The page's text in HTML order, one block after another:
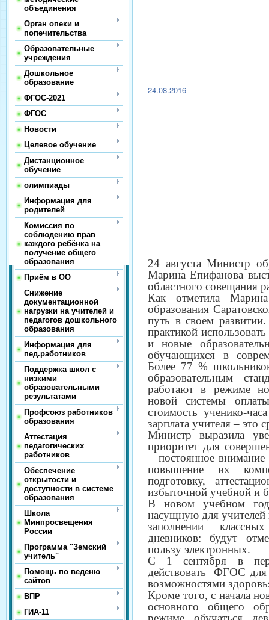
объединения
Орган опеки и
попечительства
Образовательные
учреждения
Дошкольное
образование
ФГОС-2021
ФГОС
Новости
Целевое обучение
Дистанционное
обучение
олимпиады
Информация для
родителей
Комиссия по
соблюдению прав
каждого ребёнка на
получение общего
образования
Приём в ОО
Снижение
документационной
нагрузки на учителей и
педагогов дошкольного
образования
Информация для
пед.работников
Поддержка школ с
низкими
образовательными
результатами
Профсоюз работников
образования
Аттестация
педагогических
работников
Обеспечение
открытости и
доступности в системе
образования
Школа
Минпросвещения
России
Программа "Земский
учитель"
Помощь по веденю
сайтов
ВПР
ГИА-11
24.08.2016
24 августа Министр
Марина Епифанова
областного совещания
Как отметила
образования
путь в своем
практикой
и новые
обучающихся в
Более 77 %
образовательным
работают в режиме
новой системы
стоимость ученико-
зарплата учителя – это
Министр выразила
приоритет для
– постоянное
повышение их
подготовку,
избыточной учебной и
В новом учебном
насущную для
заполнении
дневников: будут
пользу электронных.
С 1 сентября в
действовать ФГОС
возможностями
Кроме того, с начала
основного общего